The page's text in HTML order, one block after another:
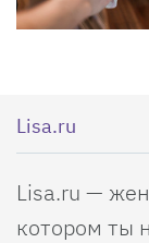
Lisa.ru
Lisa.ru —
котором ты